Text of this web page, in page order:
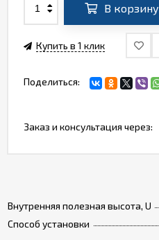
Внутренняя полезная высота, U
Способ установки
В корзину
Купить в 1 клик
Поделиться:
Заказ и консультация через: